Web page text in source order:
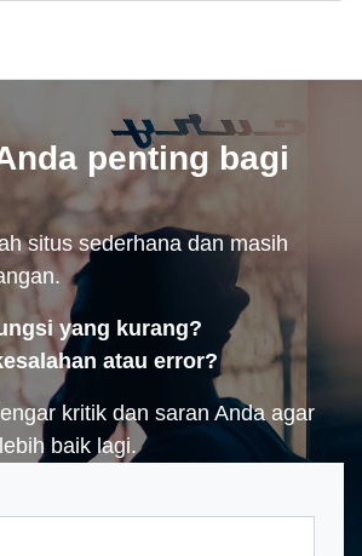
penting bagi
situs sederhana dan masih
yang kurang?
atau error?
kritik dan saran Anda agar
baik lagi.